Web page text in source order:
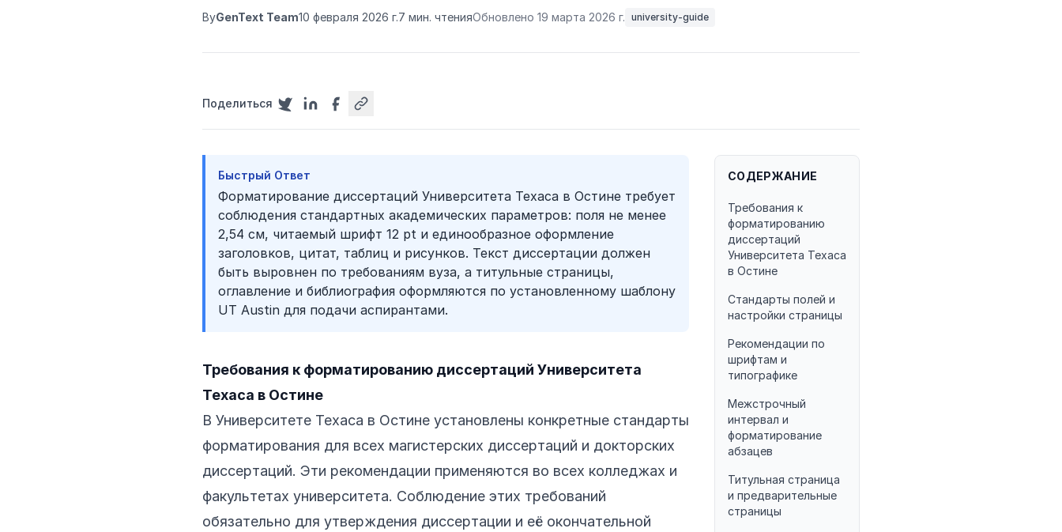
ByGenText Team10 февраля 2026 г.7 мин. чтенияОбновлено 19 марта 2026 г. university-guide
Поделиться
Быстрый Ответ
Форматирование диссертаций Университета Техаса в Остине требует
соблюдения стандартных академических параметров: поля не менее
2,54 см, читаемый шрифт 12 pt и единообразное оформление
заголовков, цитат, таблиц и рисунков. Текст диссертации должен
быть выровнен по требованиям вуза, а титульные страницы,
оглавление и библиография оформляются по установленному шаблону
UT Austin для подачи аспирантами.
Требования к форматированию диссертаций Университета
Техаса в Остине
В Университете Техаса в Остине установлены конкретные стандарты
форматирования для всех магистерских диссертаций и докторских
диссертаций. Эти рекомендации применяются во всех колледжах и
факультетах университета. Соблюдение этих требований
обязательно для утверждения диссертации и её окончательной
СОДЕРЖАНИЕ
Требования к
форматированию
диссертаций
Университета Техаса
в Остине
Стандарты полей и
настройки страницы
Рекомендации по
шрифтам и
типографике
Межстрочный
интервал и
форматирование
абзацев
Титульная страница
и предварительные
страницы